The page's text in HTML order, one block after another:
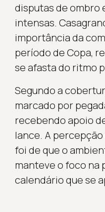
disputas de ombro
intensas.
importância da
período de Copa,
se afasta do ritmo
Segundo a
marcado por
recebendo apoio
lance. A
foi de que o
manteve o foco na
calendário que se